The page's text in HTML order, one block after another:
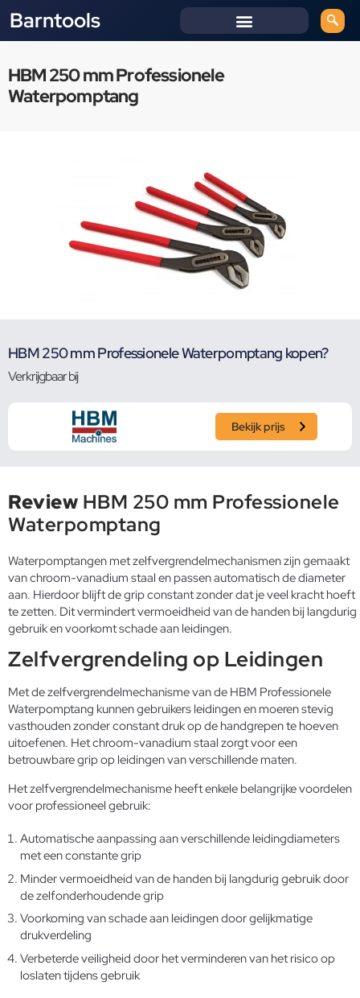
Barntools
HBM 250 mm Professionele
Waterpomptang
HBM 250 mm Professionele Waterpomptang kopen?
Verkrijgbaar bij
Bekijk prijs
Review HBM 250 mm Professionele
Waterpomptang
Waterpomptangen met zelfvergrendelmechanismen zijn gemaakt
van chroom-vanadium staal en passen automatisch de diameter
aan. Hierdoor blijft de grip constant zonder dat je veel kracht hoeft
te zetten. Dit vermindert vermoeidheid van de handen bij langdurig
gebruik en voorkomt schade aan leidingen.
Zelfvergrendeling op Leidingen
Met de zelfvergrendelmechanisme van de HBM Professionele
Waterpomptang kunnen gebruikers leidingen en moeren stevig
vasthouden zonder constant druk op de handgrepen te hoeven
uitoefenen. Het chroom-vanadium staal zorgt voor een
betrouwbare grip op leidingen van verschillende maten.
Het zelfvergrendelmechanisme heeft enkele belangrijke voordelen
voor professioneel gebruik:
Automatische aanpassing aan verschillende leidingdiameters
met een constante grip
Minder vermoeidheid van de handen bij langdurig gebruik door
de zelfonderhoudende grip
Voorkoming van schade aan leidingen door gelijkmatige
drukverdeling
Verbeterde veiligheid door het verminderen van het risico op
loslaten tijdens gebruik